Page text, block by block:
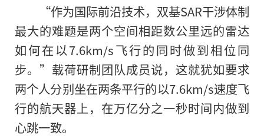
“作为国际前沿技术，双基SAR干涉体制
最大的难题是两个空间相距数公里远的雷达
如何在以7.6km/s飞行的同时做到相位同
步。”载荷研制团队成员说，这就犹如要求
两个人分别坐在两条平行的以7.6km/s速度飞
行的航天器上，在万亿分之一秒时间内做到
心跳一致。